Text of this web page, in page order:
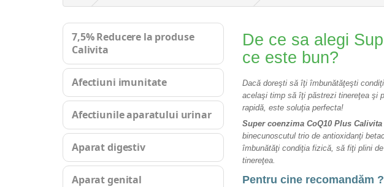
7,5% Reducere la produse
Calivita
Afectiuni imunitate
Afectiunile aparatului urinar
Aparat digestiv
Aparat genital
De ce sa alegi
ce este bun?
Dacă doreşti să îţi îmbunătăţeşti
acelaşi timp să îţi păstrezi tinereţea şi
rapidă, este soluţia perfecta!
Super coenzima CoQ10 Plus Calivita
binecunoscutul trio de antioxidanţi
îmbunătăţi condiţia fizică, să fiţi plini
tinereţea.
Pentru cine recomandăm ?